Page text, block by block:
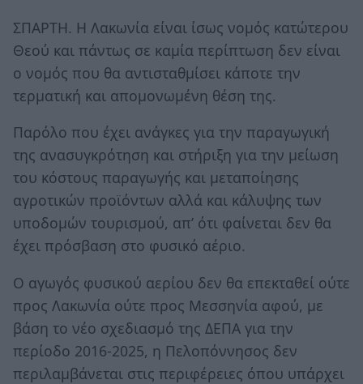
ΣΠΑΡΤΗ. H Λακωνία είναι ίσως νομός κατώτερου
Θεού και πάντως σε καμία περίπτωση δεν είναι
ο νομός που θα αντισταθμίσει κάποτε την
τερματική και απομονωμένη θέση της.
Παρόλο που έχει ανάγκες για την παραγωγική
της ανασυγκρότηση και στήριξη για την μείωση
του κόστους παραγωγής και μεταποίησης
αγροτικών προϊόντων αλλά και κάλυψης των
υποδομών τουρισμού, απ’ ότι φαίνεται δεν θα
έχει πρόσβαση στο φυσικό αέριο.
Ο αγωγός φυσικού αερίου δεν θα επεκταθεί ούτε
προς Λακωνία ούτε προς Μεσσηνία αφού, με
βάση το νέο σχεδιασμό της ΔΕΠΑ για την
περίοδο 2016-2025, η Πελοπόννησος δεν
περιλαμβάνεται στις περιφέρειες όπου υπάρχει